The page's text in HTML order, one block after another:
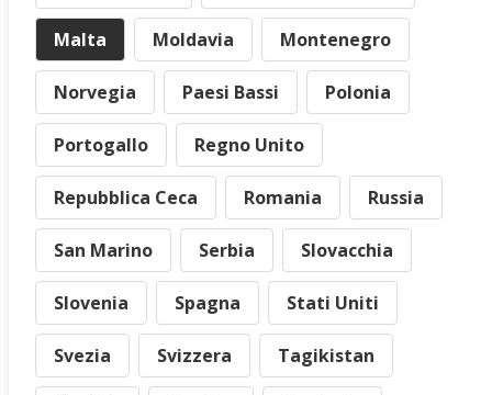
Malta Moldavia Montenegro
Norvegia Paesi Bassi Polonia
Portogallo Regno Unito
Repubblica Ceca Romania Russia
San Marino Serbia Slovacchia
Slovenia Spagna Stati Uniti
Svezia Svizzera Tagikistan